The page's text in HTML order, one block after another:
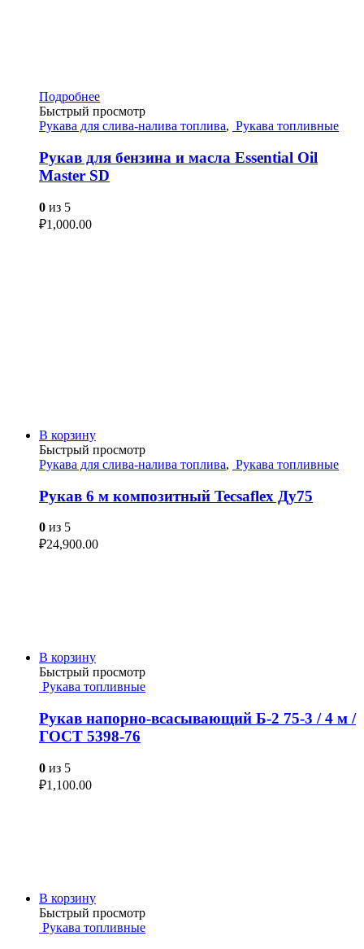
Подробнее
Быстрый просмотр
Рукава для слива-налива топлива, Рукава топливные
Рукав для бензина и масла Essential Oil
Master SD
0 из 5
₽1,000.00
В корзину
Быстрый просмотр
Рукава для слива-налива топлива, Рукава топливные
Рукав 6 м композитный Tecsaflex Ду75
0 из 5
₽24,900.00
В корзину
Быстрый просмотр
Рукава топливные
Рукав напорно-всасывающий Б-2 75-3 / 4 м /
ГОСТ 5398-76
0 из 5
₽1,100.00
В корзину
Быстрый просмотр
Рукава топливные